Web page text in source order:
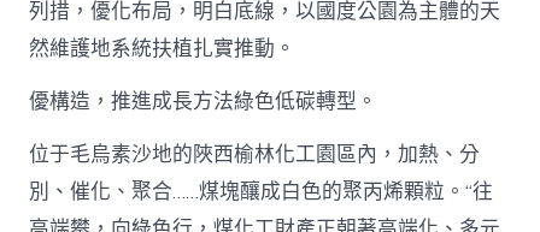
列措，優化布局，明白底線，以國度公園為主體的天
然維護地系統扶植扎實推動。
優構造，推進成長方法綠色低碳轉型。
位于毛烏素沙地的陜西榆林化工園區內，加熱、分
別、催化、聚合……煤塊釀成白色的聚丙烯顆粒。“往